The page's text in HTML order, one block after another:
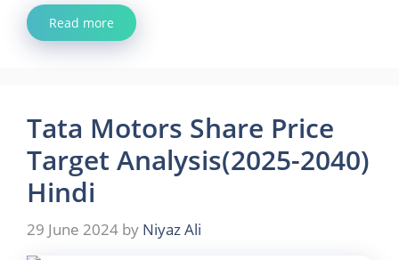
Read more
Tata Motors Share Price
Target Analysis(2025-2040)
Hindi
29 June 2024 by Niyaz Ali